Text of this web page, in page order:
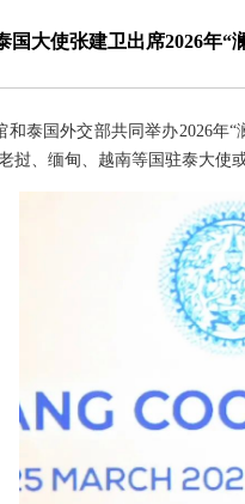
国大使张建卫出席2026年“
和泰国外交部共同举办2026年
挝、缅甸、越南等国驻泰大使